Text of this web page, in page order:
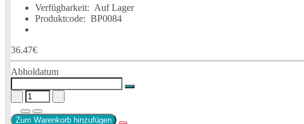
Verfügbarkeit: Auf Lager
Produktcode: BP0084
36.47€
Abholdatum
Zum Warenkorb hinzufügen